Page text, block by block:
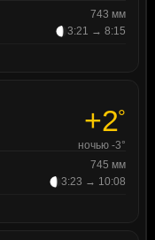
743 мм
3:21 → 8:15
+2°
ночью -3°
745 мм
3:23 → 10:08